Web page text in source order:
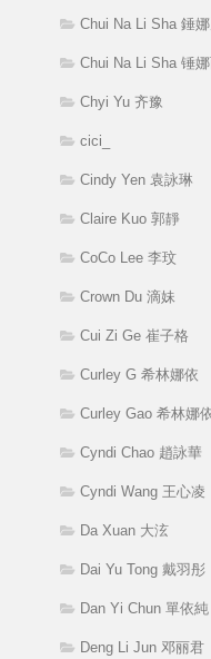
Chui Na Li Sha 錘
Chui Na Li Sha 锤
Chyi Yu 齐豫
cici_
Cindy Yen 袁詠琳
Claire Kuo 郭靜
CoCo Lee 李玟
Crown Du 滴妹
Cui Zi Ge 崔子格
Curley G 希林娜依
Curley Gao 希林娜
Cyndi Chao 趙詠華
Cyndi Wang 王心凌
Da Xuan 大泫
Dai Yu Tong 戴羽彤
Dan Yi Chun 單依純
Deng Li Jun 邓丽君